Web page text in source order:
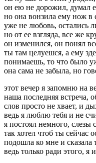
он ею не дорожил, думал
но она вонзила ему нож в
уже не любовь, остались
но от ее взгляда, все же
он изменился, он понял
ты там целуешся, а ему
понимаешь, то что было
она сама не забыла, но
этот вечер я запомню на
наша последняя встреча,
слов просто не хвает, и
ведь я люблю тебя и не
я постоял немного, слезы
так хотел чтоб ты сейчас
подошла ко мне и сказала
ведь только ради этого, я